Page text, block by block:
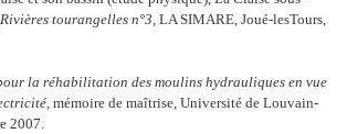
Rivières tourangelles n°3, LA SIMARE, Joué-lesTours,
la réhabilitation des moulins hydrauliques en vue
mémoire de maîtrise, Université de Louvain-
2007.